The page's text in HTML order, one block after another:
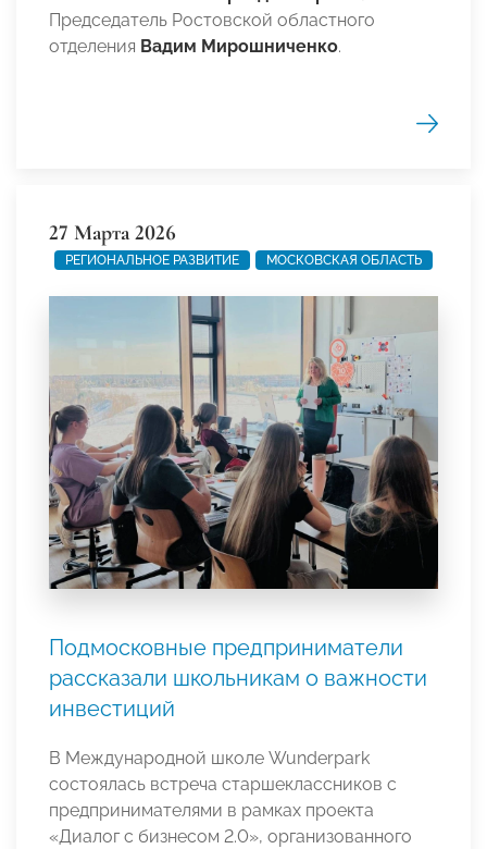
Председатель Ростовской областного
отделения Вадим Мирошниченко.
27 Марта 2026
РЕГИОНАЛЬНОЕ РАЗВИТИЕ МОСКОВСКАЯ ОБЛАСТЬ
Подмосковные предприниматели
рассказали школьникам о важности
инвестиций
В Международной школе Wunderpark
состоялась встреча старшеклассников с
предпринимателями в рамках проекта
«Диалог с бизнесом 2.0», организованного